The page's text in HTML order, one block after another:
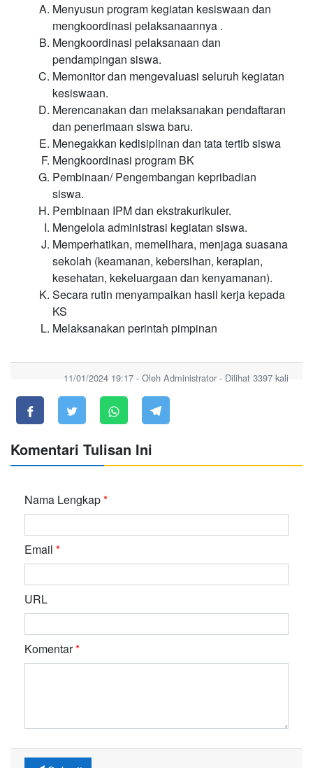
Menyusun program kegiatan kesiswaan dan
mengkoordinasi pelaksanaannya .
Mengkoordinasi pelaksanaan dan
pendampingan siswa.
Memonitor dan mengevaluasi seluruh kegiatan
kesiswaan.
Merencanakan dan melaksanakan pendaftaran
dan penerimaan siswa baru.
Menegakkan kedisiplinan dan tata tertib siswa
Mengkoordinasi program BK
Pembinaan/ Pengembangan kepribadian
siswa.
Pembinaan IPM dan ekstrakurikuler.
Mengelola administrasi kegiatan siswa.
Memperhatikan, memelihara, menjaga suasana
sekolah (keamanan, kebersihan, kerapian,
kesehatan, kekeluargaan dan kenyamanan).
Secara rutin menyampaikan hasil kerja kepada
KS
Melaksanakan perintah pimpinan
11/01/2024 19:17 - Oleh Administrator - Dilihat 3397 kali
Komentari Tulisan Ini
Nama Lengkap*
Email *
URL
Komentar*